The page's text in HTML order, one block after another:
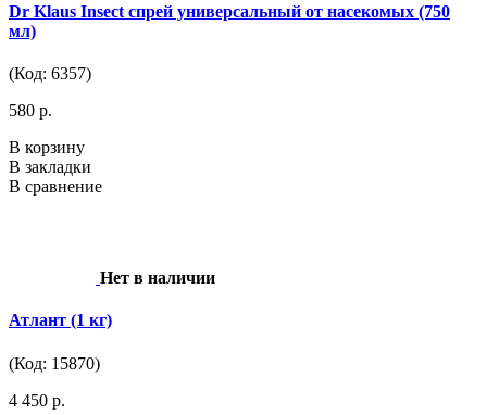
Dr Klaus Insect спрей универсальный от насекомых (750
мл)
(Код: 6357)
580 р.
В корзину
В закладки
В сравнение
Нет в наличии
Атлант (1 кг)
(Код: 15870)
4 450 р.